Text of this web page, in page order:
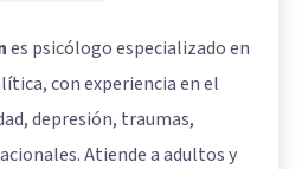
es psicólogo especializado en
con experiencia en el
depresión, traumas,
Atiende a adultos y